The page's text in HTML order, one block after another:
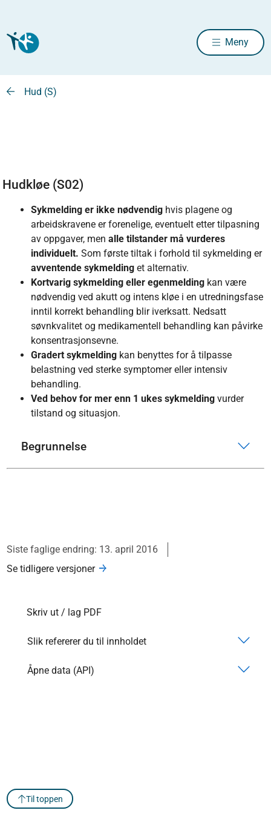
Meny
Hud (S)
Hudkløe (S02)
Sykmelding er ikke nødvendig hvis plagene og
arbeidskravene er forenelige, eventuelt etter tilpasning
av oppgaver, menalle tilstander må vurderes
individuelt. Som første tiltak i forhold til sykmelding er
avventende sykmelding et alternativ.
Kortvarig sykmelding eller egenmelding kan være
nødvendig ved akutt og intens kløe i en utredningsfase
inntil korrekt behandling blir iverksatt. Nedsatt
søvnkvalitet og medikamentell behandling kan påvirke
konsentrasjonsevne.
Gradert sykmelding kan benyttes for å tilpasse
belastning ved sterke symptomer eller intensiv
behandling.
Ved behov for mer enn 1 ukes sykmelding vurder
tilstand og situasjon.
Begrunnelse
Siste faglige endring: 13. april 2016
Se tidligere versjoner
Skriv ut / lag PDF
Slik refererer du til innholdet
Åpne data (API)
Til toppen